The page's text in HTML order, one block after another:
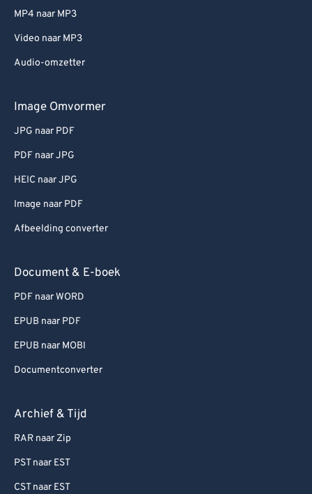
MP4 naar MP3
Video naar MP3
Audio-omzetter
Image Omvormer
JPG naar PDF
PDF naar JPG
HEIC naar JPG
Image naar PDF
Afbeelding converter
Document & E-boek
PDF naar WORD
EPUB naar PDF
EPUB naar MOBI
Documentconverter
Archief & Tijd
RAR naar Zip
PST naar EST
CST naar EST